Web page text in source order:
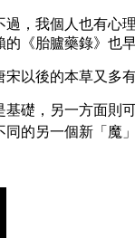
，我個人也有心
《胎臚藥錄》也
以後的本草又多
礎，另一方面則
的另一個新「魔」